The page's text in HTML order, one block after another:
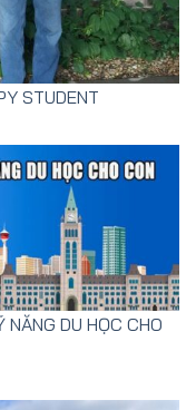
STUDENT
NĂNG DU HỌC CHO